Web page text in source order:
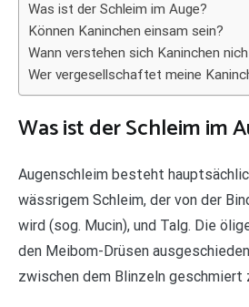
Was ist der Schleim im Auge?
Können Kaninchen einsam sein?
Wann verstehen sich Kaninchen
Wer vergesellschaftet meine
Was ist der Schleim im
Augenschleim besteht
wässrigem Schleim, der von der
wird (sog. Mucin), und Talg. Die
den Meibom-Drüsen
zwischen dem Blinzeln geschmiert